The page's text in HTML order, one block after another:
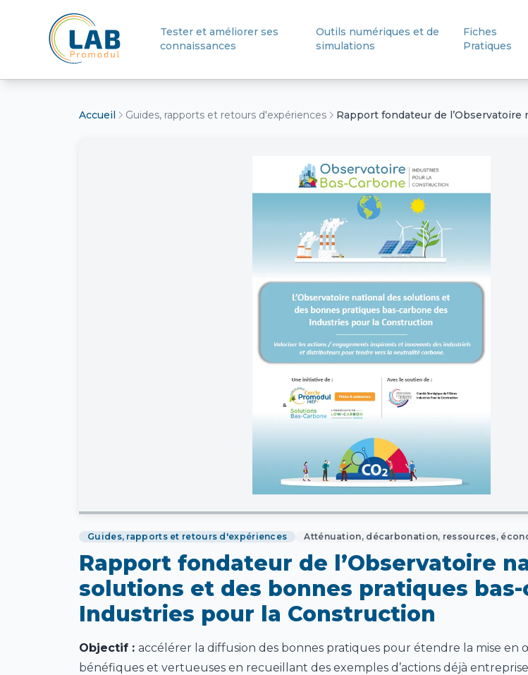
Retour à l'accueil
Tester et améliorer ses
connaissances
Outils numériques et de
simulations
Fiches
Pratiques
Accueil Guides, rapports et retours d'expériences
Guides, rapports et retours d'expériences Atténuation, décarbonation, ressources,
Rapport fondateur de l’Observatoire
solutions et des bonnes pratiques
Industries pour la Construction
Objectif : accélérer la diffusion des bonnes pratiques pour étendre la mise
bénéfiques et vertueuses en recueillant des exemples d’actions déjà